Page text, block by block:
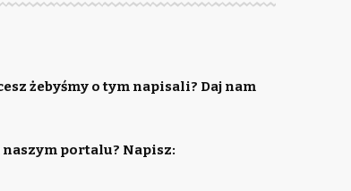
żebyśmy o tym napisali? Daj nam
portalu? Napisz: